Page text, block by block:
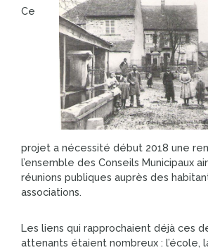
Ce
projet a nécessité début 2018 une
l’ensemble des Conseils Municipaux
réunions publiques auprès des
associations.
Les liens qui rapprochaient déjà ces
attenants étaient nombreux : l’école,